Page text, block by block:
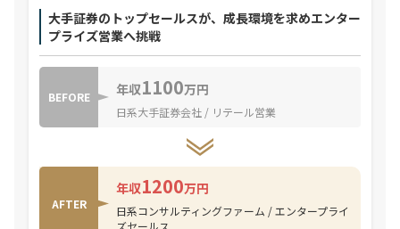
大手証券のトップセールスが、成長環境を求めエンター
プライズ営業へ挑戦
BEFORE 年収1100万円
日系大手証券会社 / リテール営業
AFTER
年収1200万円
日系コンサルティングファーム / エンタープライ
ズセールス